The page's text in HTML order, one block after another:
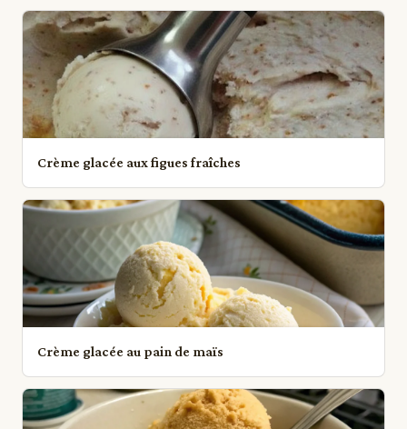
Crème glacée aux figues fraîches
Crème glacée au pain de maïs